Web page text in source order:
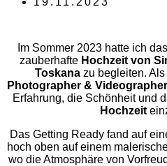
Im Sommer 2023 hatte ich
zauberhafte Hochzeit von
Toskanazu begleiten. Als
Photographer & Videographer
Erfahrung, die Schönheit und
Hochzeit
Das Getting Ready fand auf
hoch oben auf einem
wo die Atmosphäre von